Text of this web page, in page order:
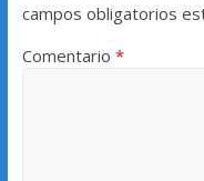
campos obligatorios
Comentario *